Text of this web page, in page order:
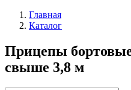
Главная
Каталог
Прицепы
свыше 3,8 м